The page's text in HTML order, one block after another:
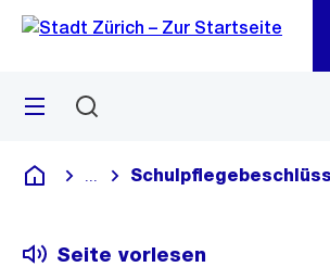
Navigation
Sprunglink
Menü
Deutsch
Blende alle Breadcrumbs ein
Seite vorlesen